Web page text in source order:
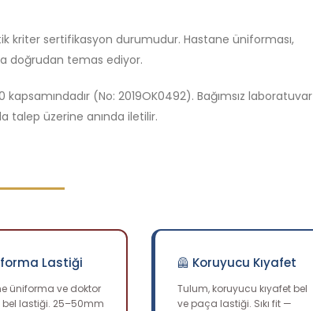
kriter sertifikasyon durumudur. Hastane üniforması,
doğrudan temas ediyor.
(No: 2019OK0492). Bağımsız laboratuvar
talep üzerine anında iletilir.
Lastiği
üniforma ve doktor
bel lastiği. 25–50mm
🦺 Koruyucu Kıyafet
Tulum, koruyucu kıyafet bel
ve paça lastiği. Sıkı fit —